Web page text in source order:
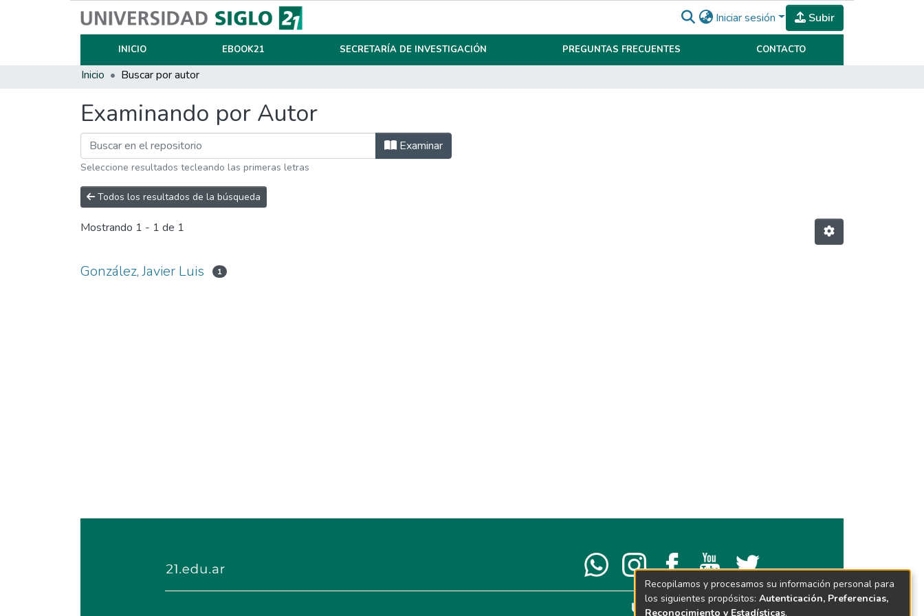
Iniciar sesión Subir
INICIO EBOOK21 SECRETARÍA DE INVESTIGACIÓN PREGUNTAS FRECUENTES CONTACTO
Inicio Buscar por autor
Examinando por Autor
Examinar
Seleccione resultados tecleando las primeras letras
Todos los resultados de la búsqueda
Mostrando 1 - 1 de 1
González, Javier Luis 1
Recopilamos y procesamos su información personal para
los siguientes propósitos: Autenticación, Preferencias,
Reconocimiento y Estadísticas.